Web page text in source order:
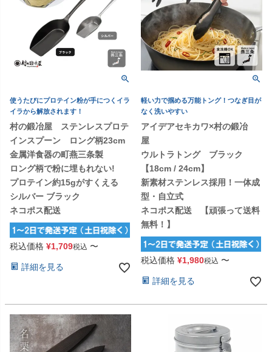
使うたびにプロテイン粉が手につくイラ
イラから解放されます！
村の鍛冶屋 ステンレスプロテ
インスプーン ロング柄23cm
金属洋食器の町燕三条製
ロング柄で粉に埋もれない!
プロテイン約15gがすくえる
シルバー ブラック
ネコポス配送
税込価格 ¥1,709税込 〜
詳細を見る
軽い力で掴める万能トング！つなぎ目が
なく洗いやすい
アイデアセキカワ×村の鍛冶
屋
ウルトラトング ブラック
【18cm / 24cm】
新素材ステンレス採用！一体成
型・自立式
ネコポス配送 【頑張って送料
無料！】
税込価格 ¥1,980税込 〜
詳細を見る